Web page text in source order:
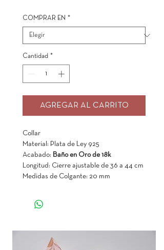
COMPRAR EN *
Cantidad *
AGREGAR AL CARRITO
Collar
Material: Plata de Ley 925
Acabado: Baño en Oro de 18k
Longitud: Cierre ajustable de 36 a 44 cm
Medidas de Colgante: 20 mm